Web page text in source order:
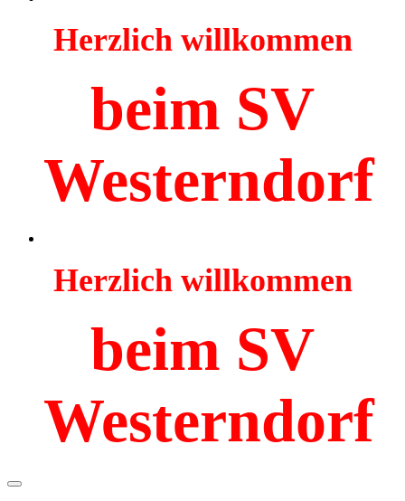
Herzlich willkommen
beim SV
Westerndorf
Herzlich willkommen
beim SV
Westerndorf